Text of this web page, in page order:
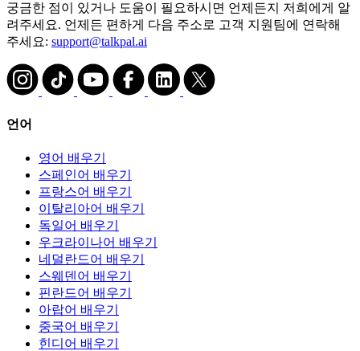
궁금한 점이 있거나 도움이 필요하시면 언제든지 저희에게 알
려주세요. 언제든 편하게 다음 주소로 고객 지원팀에 연락해
주세요: support@talkpal.ai
언어
영어 배우기
스페인어 배우기
프랑스어 배우기
이탈리아어 배우기
독일어 배우기
우크라이나어 배우기
네덜란드어 배우기
스웨덴어 배우기
핀란드어 배우기
아랍어 배우기
중국어 배우기
힌디어 배우기